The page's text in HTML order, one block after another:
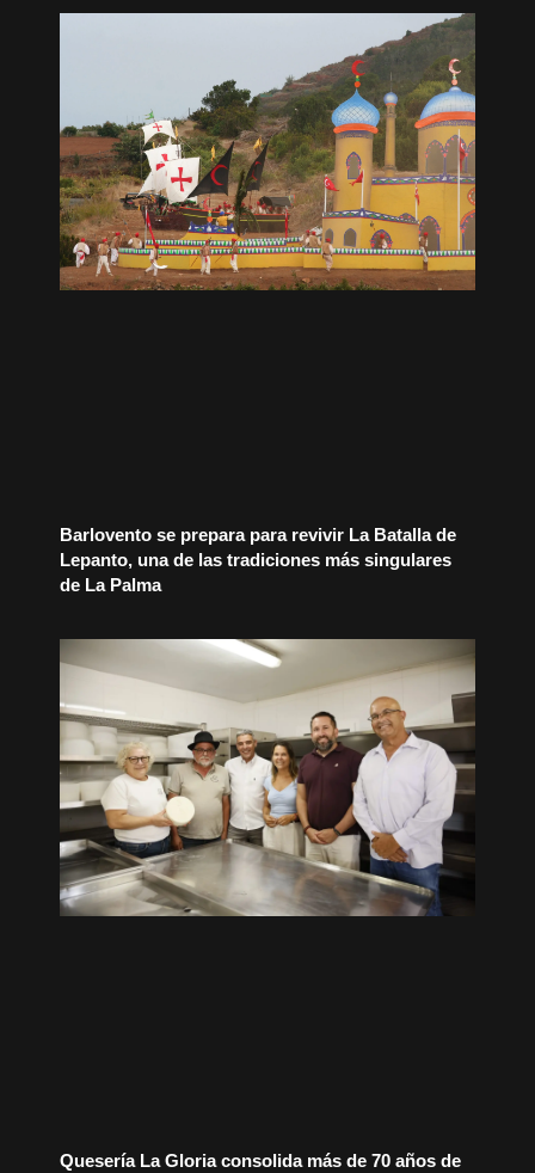
Barlovento se prepara para revivir La Batalla de
Lepanto, una de las tradiciones más singulares
de La Palma
Quesería La Gloria consolida más de 70 años de